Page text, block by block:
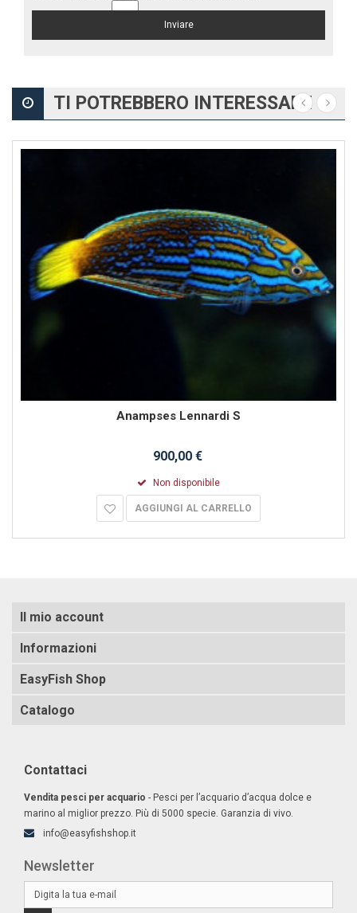
TI POTREBBERO INTERESSARE
Anampses Lennardi S
900,00 €
Non disponibile
AGGIUNGI AL CARRELLO
Il mio account
Informazioni
EasyFish Shop
Catalogo
Contattaci
Vendita pesci per acquario - Pesci per l’acquario d’acqua dolce e
marino al miglior prezzo. Più di 5000 specie. Garanzia di vivo.
info@easyfishshop.it
Newsletter